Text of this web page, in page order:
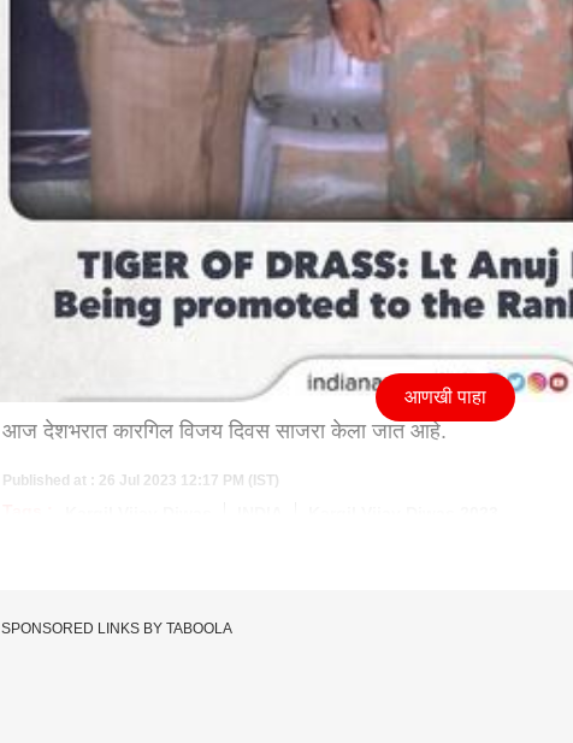
आज देशभरात कारगिल विजय दिवस साजरा केला जात आहे.
Published at : 26 Jul 2023 12:17 PM (IST)
आणखी पाहा
SPONSORED LINKS BY TABOOLA